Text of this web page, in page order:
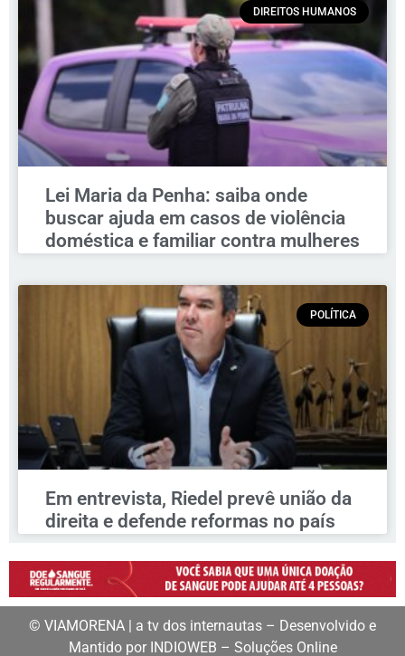
DIREITOS HUMANOS
Lei Maria da Penha: saiba onde
buscar ajuda em casos de violência
doméstica e familiar contra mulheres
POLÍTICA
Em entrevista, Riedel prevê união da
direita e defende reformas no país
© VIAMORENA | a tv dos internautas – Desenvolvido e
Mantido por INDIOWEB – Soluções Online